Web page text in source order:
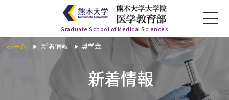
Graduate School of Medical Sciences
ホーム 新着情報 奨学金
新着情報
医学教育部について